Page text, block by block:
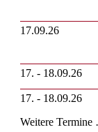
17.09.26
17. - 18.09.26
17. - 18.09.26
Weitere